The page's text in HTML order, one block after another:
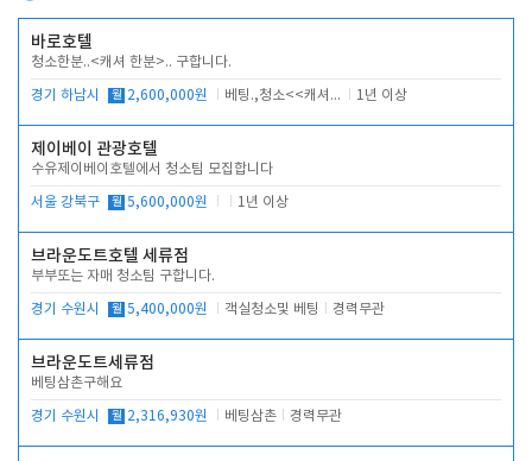
바로호텔
청소한분..<캐셔 한분>.. 구합니다.
경기 하남시 월 2,600,000원 베팅.,청소<<캐셔 모셔봅니다. 1년 이상
제이베이 관광호텔
수유제이베이호텔에서 청소팀 모집합니다
서울 강북구 월 5,600,000원 1년 이상
브라운도트호텔 세류점
부부또는 자매 청소팀 구합니다.
경기 수원시 월 5,400,000원 객실청소및 베팅 경력무관
브라운도트세류점
베팅삼촌구해요
경기 수원시 월 2,316,930원 베팅삼촌 경력무관